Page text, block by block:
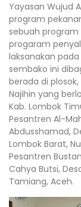
Yayasan Wujud
program
sebuah program
progaram
laksanakan
sembako ini
berada di
Najihin yang
Kab. Lombok
Pesantren Al-
Abdusshamad,
Lombok Barat,
Pesantren
Cahya Butsi,
Tamiang, Aceh.